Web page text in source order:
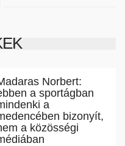
Norbert:
a sportágban
a
bizonyít,
a közösségi